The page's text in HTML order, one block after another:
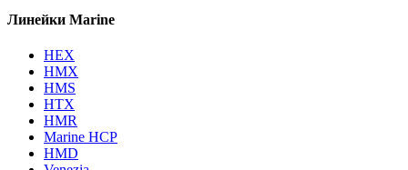
Линейки Marine
HEX
HMX
HMS
HTX
HMR
Marine HCP
HMD